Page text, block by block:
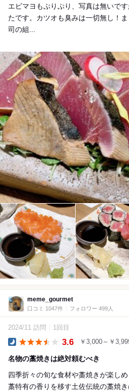
エビマヨもぷりぷり、写真は無いで
たです。カツオも臭みは一切無し！
司の組...
meme_gourmet
口コミ 1047件 フォロワー 499人
2024/11 訪問 1回目
3.6 ￥3,000～￥
名物の藁焼きは絶対頼むべき
四季折々の旬な食材や藁焼きが楽し
藁特有の香りを移す土佐伝統の藁焼